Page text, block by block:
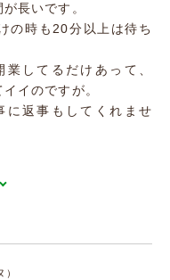
長いです。
の時も20分以上は待ち
してるだけあって、
イのですが。
に返事もしてくれませ